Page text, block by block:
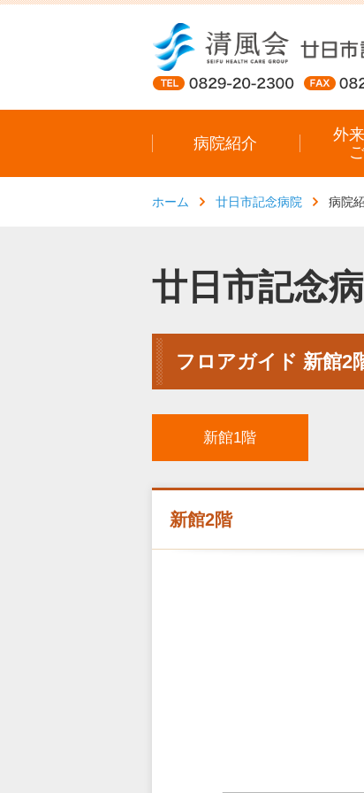
病院紹介
外
ホーム 廿日市記念病院 病院
廿日市記念
フロアガイド 新館2
新館1階
新館2階